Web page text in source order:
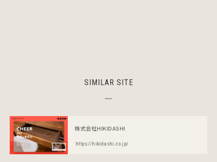
SIMILAR SITE
株式会社HIKIDASHI
https://hikidashi.co.jp/